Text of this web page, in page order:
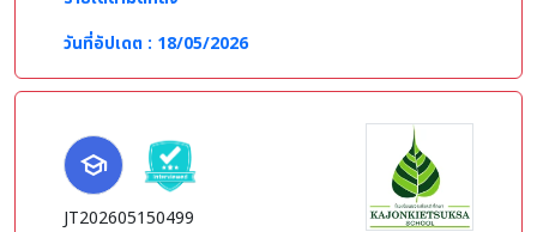
- มีมนุษย์สัมพันธ์และบุคลิกภาพดี
วันที่อัปเดต : 18/05/2026
JT202605150499